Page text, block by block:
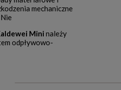
mechaniczne
Nie
Mini należy
odpływowo-